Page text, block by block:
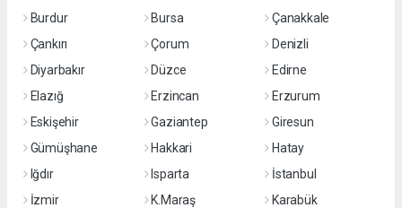
Burdur
Bursa
Çanakkale
Çankırı
Çorum
Denizli
Diyarbakır
Düzce
Edirne
Elazığ
Erzincan
Erzurum
Eskişehir
Gaziantep
Giresun
Gümüşhane
Hakkari
Hatay
Iğdır
Isparta
İstanbul
İzmir
K.Maraş
Karabük